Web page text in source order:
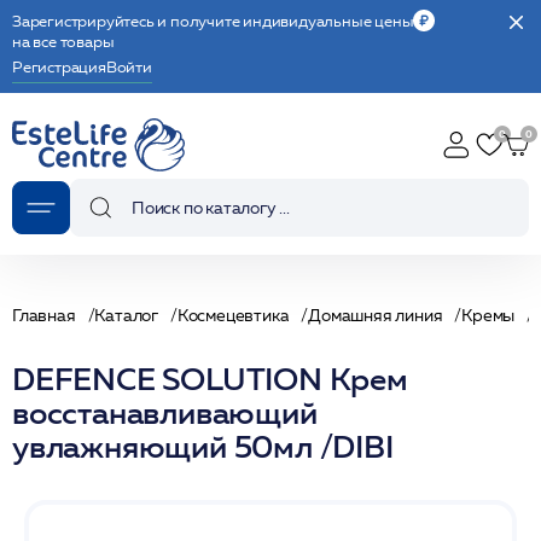
Зарегистрируйтесь и получите индивидуальные цены
на все товары
РегистрацияВойти
Главная Каталог Космецевтика Домашняя линия Кремы
DEFENCE SOLUTION Крем
восстанавливающий
увлажняющий 50мл /DIBI